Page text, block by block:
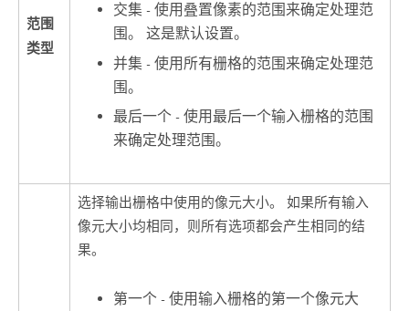
范围
类型
交集 - 使用叠置像素的范围来确定处理范
围。 这是默认设置。
并集 - 使用所有栅格的范围来确定处理范
围。
最后一个 - 使用最后一个输入栅格的范围
来确定处理范围。
选择输出栅格中使用的像元大小。 如果所有输入
像元大小均相同，则所有选项都会产生相同的结
果。
第一个 - 使用输入栅格的第一个像元大